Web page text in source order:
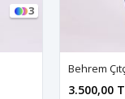
3
Behrem
3.500,00